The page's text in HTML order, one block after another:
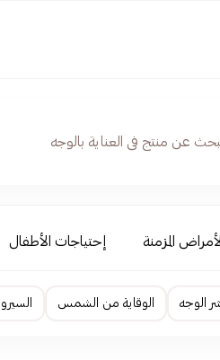
المزمنة إحتياجات الأطفال
الوجه الوقاية من الشمس